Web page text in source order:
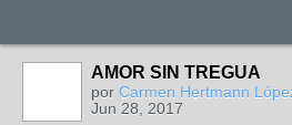
AMOR SIN TREGUA
por Carmen Hertmann
Jun 28, 2017